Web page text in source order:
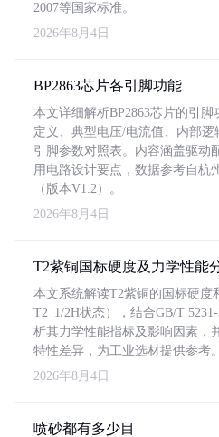
2007等国家标准。
2026年8月4日
BP2863芯片各引脚功能
本文详细解析BP2863芯片的引
定义、典型电压/电流值、内部
引脚参数对照表。内容涵盖驱动
用电路设计要点，数据参考自杭
（版本V1.2）。
2026年8月4日
T2紫铜国标硬度及力学性能
本文系统解读T2紫铜的国标硬度
T2_1/2H状态），结合GB/T
析其力学性能指标及影响因素，
特性差异，为工业选材提供参考。
2026年8月4日
喷砂都有多少目